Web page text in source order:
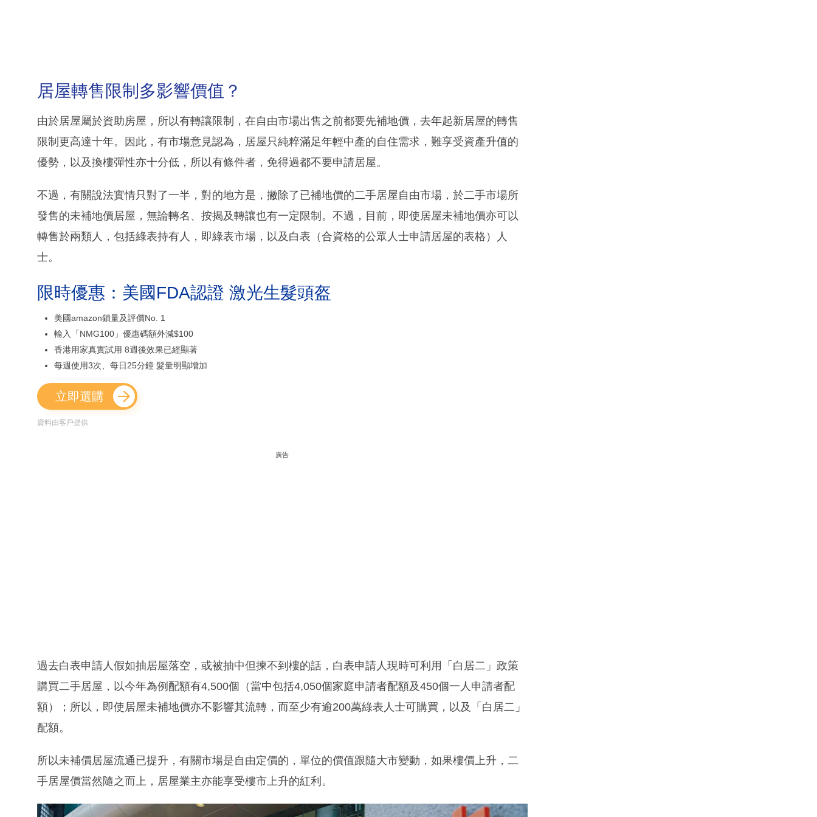
居屋轉售限制多影響價值？
由於居屋屬於資助房屋，所以有轉讓限制，在自由市場出售之前都要先補地價，去年起新居屋的轉售
限制更高達十年。因此，有市場意見認為，居屋只純粹滿足年輕中產的自住需求，難享受資產升值的
優勢，以及換樓彈性亦十分低，所以有條件者，免得過都不要申請居屋。
不過，有關說法實情只對了一半，對的地方是，撇除了已補地價的二手居屋自由市場，於二手市場所
發售的未補地價居屋，無論轉名、按揭及轉讓也有一定限制。不過，目前，即使居屋未補地價亦可以
轉售於兩類人，包括綠表持有人，即綠表市場，以及白表（合資格的公眾人士申請居屋的表格）人
士。
限時優惠：美國FDA認證 激光生髮頭盔
美國amazon鎖量及評價No. 1
輸入「NMG100」優惠碼額外減$100
香港用家真實試用 8週後效果已經顯著
每週使用3次、每日25分鐘 髮量明顯增加
立即選購
資料由客戶提供
廣告
過去白表申請人假如抽居屋落空，或被抽中但揀不到樓的話，白表申請人現時可利用「白居二」政策
購買二手居屋，以今年為例配額有4,500個（當中包括4,050個家庭申請者配額及450個一人申請者配
額）；所以，即使居屋未補地價亦不影響其流轉，而至少有逾200萬綠表人士可購買，以及「白居二」
配額。
所以未補價居屋流通已提升，有關市場是自由定價的，單位的價值跟隨大市變動，如果樓價上升，二
手居屋價當然隨之而上，居屋業主亦能享受樓市上升的紅利。